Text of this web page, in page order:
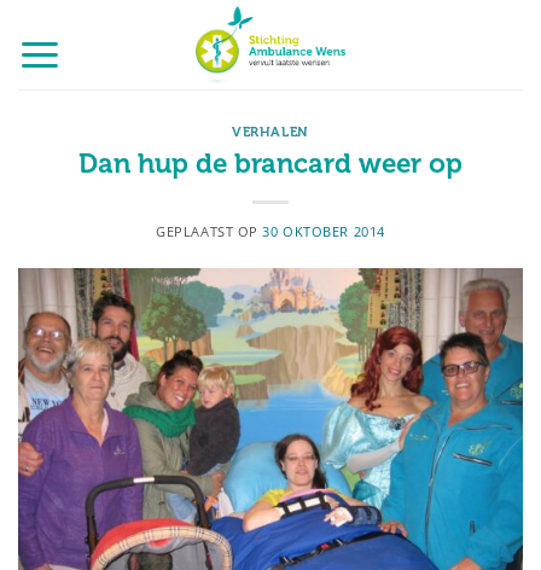
naar
inhoud
VERHALEN
Dan hup de brancard weer op
GEPLAATST OP30 OKTOBER 2014